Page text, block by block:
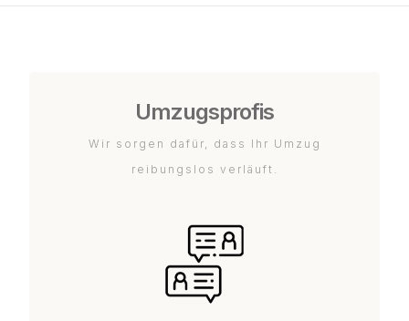
Umzugsprofis
Wir sorgen dafür, dass Ihr Umzug
reibungslos verläuft.